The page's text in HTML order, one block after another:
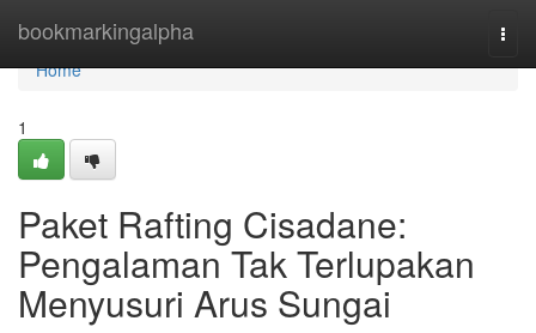
bookmarkingalpha
Home
Home
1
Paket Rafting Cisadane:
Pengalaman Tak Terlupakan
Menyusuri Arus Sungai